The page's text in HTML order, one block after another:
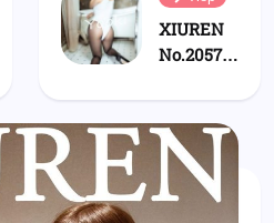
XIUREN
No.2057:
yooki